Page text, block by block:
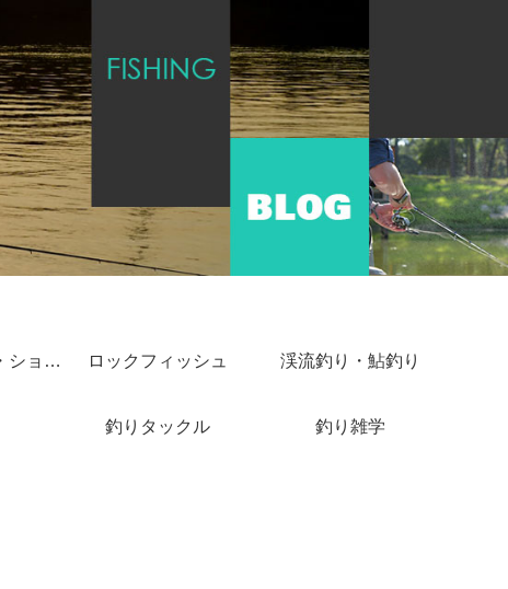
ショアジギング・ショアキャスティング ロックフィッシュ 渓流釣り・鮎釣り
釣りタックル 釣り雑学